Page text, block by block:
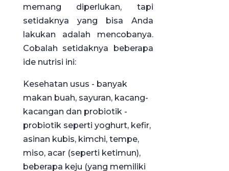
memang diperlukan, tapi
setidaknya yang bisa Anda
lakukan adalah mencobanya.
Cobalah setidaknya beberapa
ide nutrisi ini:
Kesehatan usus - banyak
makan buah, sayuran, kacang-
kacangan dan probiotik -
probiotik seperti yoghurt, kefir,
asinan kubis, kimchi, tempe,
miso, acar (seperti ketimun),
beberapa keju (yang memiliki